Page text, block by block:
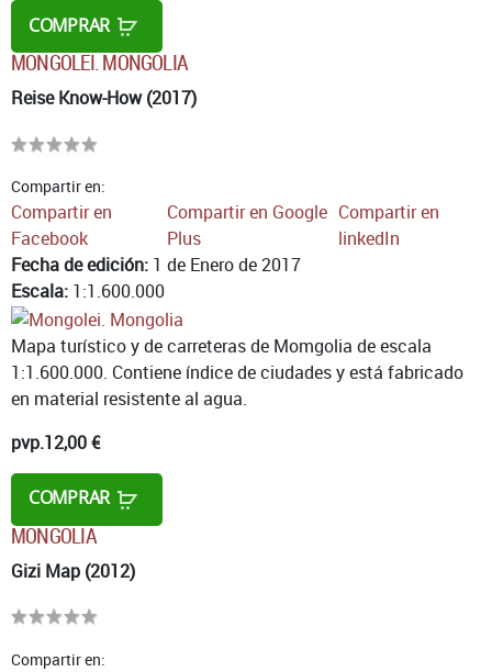
COMPRAR
MONGOLEI. MONGOLIA
Reise Know-How (2017)
Compartir en:
Compartir en
Facebook
Compartir en Google
Plus
Compartir en
linkedIn
Fecha de edición: 1 de Enero de 2017
Escala: 1:1.600.000
Mapa turístico y de carreteras de Momgolia de escala
1:1.600.000. Contiene índice de ciudades y está fabricado
en material resistente al agua.
pvp.12,00 €
COMPRAR
MONGOLIA
Gizi Map (2012)
Compartir en: